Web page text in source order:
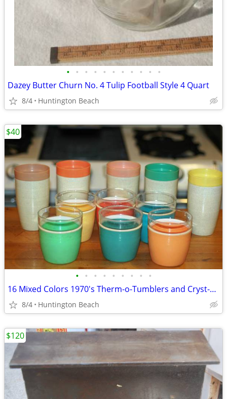
• • • • • • • • • • •
Dazey Butter Churn No. 4 Tulip Football Style 4 Quart
8/4 Huntington Beach
• • • • • • • • •
16 Mixed Colors 1970's Therm-o-Tumblers and Cryst-o-Therm
8/4 Huntington Beach
$40
$120